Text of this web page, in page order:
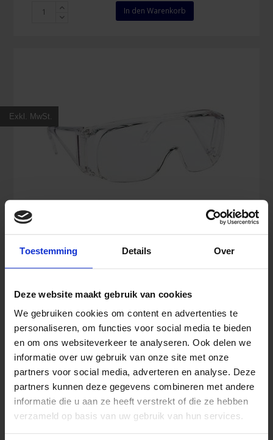
Toestemming Details Over
Deze website maakt gebruik van cookies
We gebruiken cookies om content en advertenties te
personaliseren, om functies voor social media te bieden
en om ons websiteverkeer te analyseren. Ook delen we
informatie over uw gebruik van onze site met onze
partners voor social media, adverteren en analyse. Deze
partners kunnen deze gegevens combineren met andere
informatie die u aan ze heeft verstrekt of die ze hebben
verzameld op basis van uw gebruik van hun services.
Exkl. MwSt.
Honeywell
In den Warenkorb
Honeywell Polysafe Plus Schutzbrille
5,63€Inkl. MwSt.
Honeywell
Polysafe
Menge
In den Warenkorb